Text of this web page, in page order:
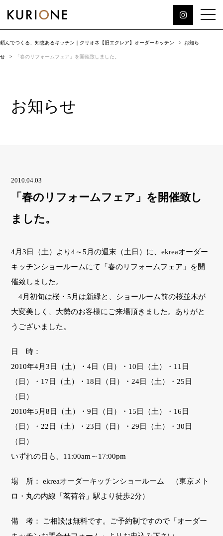
頼んでつくる、知恵あるキッチン｜クリオネ【旧エクレア】オーダーキッチン お知ら
せ 「春のリフォームフェア」を開催致しました。
お知らせ
2010.04.03
「春のリフォームフェア」を開催致し
ました。
4月3日（土）より4～5月の週末（土日）に、ekreaオーダー
キッチンショールームにて「春のリフォームフェア」を開
催致しました。
4月初旬は桜・5月は新緑と、ショールーム前の桜並木が
大変美しく、大勢のお客様にご来場頂きました。ありがと
うございました。
日 時：
2010年4月3日（土）・4日（日）・10日（土）・11日
（日）・17日（土）・18日（日）・24日（土）・25日
（日）
2010年5月8日（土）・9日（日）・15日（土）・16日
（日）・22日（土）・23日（日）・29日（土）・30日
（日）
いずれの日も、11:00am～17:00pm
場 所： ekreaオーダーキッチンショールーム （東京メト
ロ・丸の内線「茗荷谷」駅より徒歩2分）
備 考： ご相談は無料です。ご予約制ですので「オーダー